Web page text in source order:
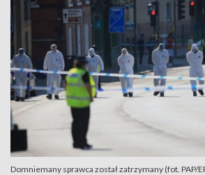
Domniemany sprawca został zatrzymany (fot. PAP/